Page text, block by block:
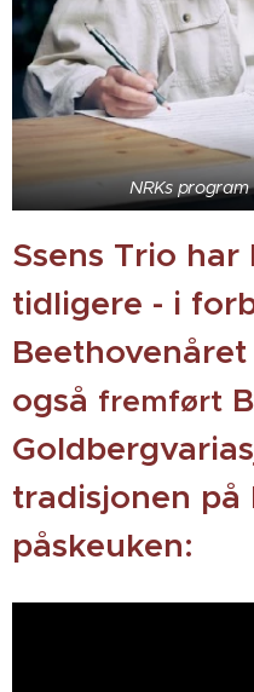
NRKs
Ssens Trio har
tidligere - i
også fremført
tradisjonen
påskeuken: